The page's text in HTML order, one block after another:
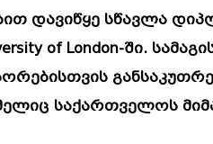
დავიწყე სწავლა
of London-ში.
საქართველოს